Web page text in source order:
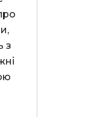
з